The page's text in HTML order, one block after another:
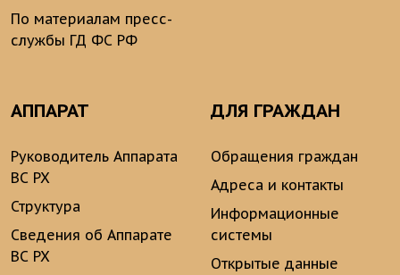
По материалам пресс-
службы ГД ФС РФ
АППАРАТ
Руководитель Аппарата
ВС РХ
Структура
Сведения об Аппарате
ВС РХ
ДЛЯ ГРАЖДАН
Обращения граждан
Адреса и контакты
Информационные
системы
Открытые данные